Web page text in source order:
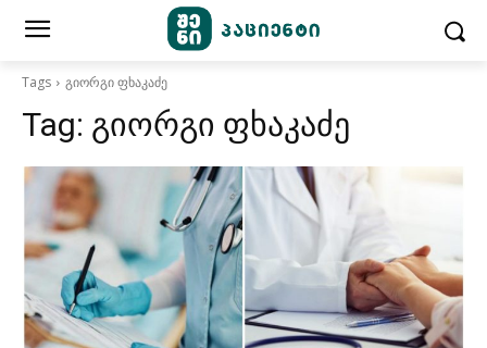
Tags გიორგი ფხაკაძე
Tag: გიორგი ფხაკაძე